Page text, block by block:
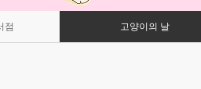
점 고양이의 날